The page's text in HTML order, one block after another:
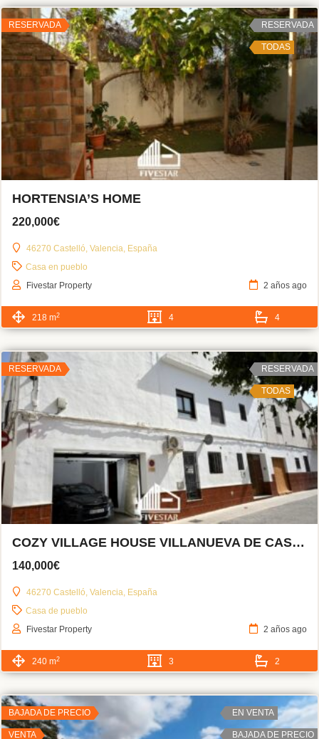
RESERVADA RESERVADA
TODAS
HORTENSIA’S HOME
220,000€
46270 Castelló, Valencia, España
Casa en pueblo
Fivestar Property
2 años ago
218 m2 4 4
RESERVADA RESERVADA
TODAS
COZY VILLAGE HOUSE VILLANUEVA DE CASTELLÓN
140,000€
46270 Castelló, Valencia, España
Casa de pueblo
Fivestar Property
2 años ago
240 m2 3 2
BAJADA DE PRECIO
VENTA
EN VENTA
BAJADA DE PRECIO